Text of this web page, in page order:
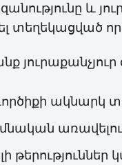
և
տեղեկացված
ակնարկ